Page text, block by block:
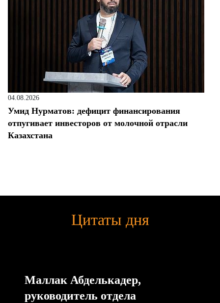
04.08.2026
Умид Нурматов: дефицит финансирования
отпугивает инвесторов от молочной отрасли
Казахстана
Цитаты дня
Маллак Абделькадер,
руководитель отдела